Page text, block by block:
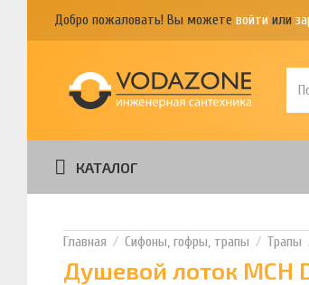
Добро пожаловать! Вы можете войти или
КАТАЛОГ
Сифоны, гофры, трапы Трапы
Душевой лоток